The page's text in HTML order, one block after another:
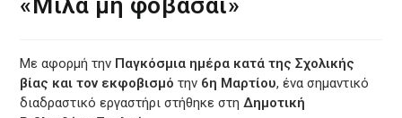
«Μίλα μη φοβάσαι»
Με αφορμή την Παγκόσμια ημέρα κατά της Σχολικής
βίας και τον εκφοβισμότην 6η Μαρτίου, ένα σημαντικό
διαδραστικό εργαστήρι στήθηκε στηΔημοτική